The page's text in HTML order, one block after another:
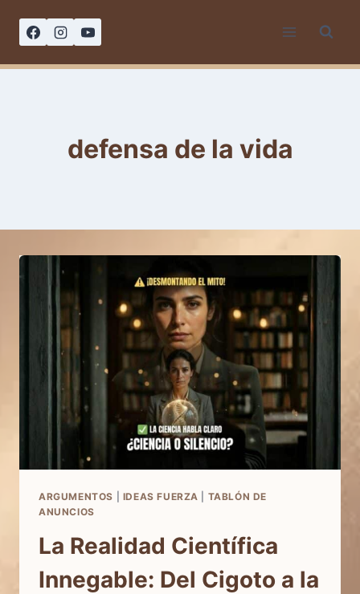
defensa de la vida
ARGUMENTOS IDEAS FUERZA
TABLÓN DE
ANUNCIOS
La Realidad Científica
Innegable: Del Cigoto a la